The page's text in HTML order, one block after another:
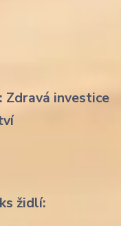
investice
židlí: